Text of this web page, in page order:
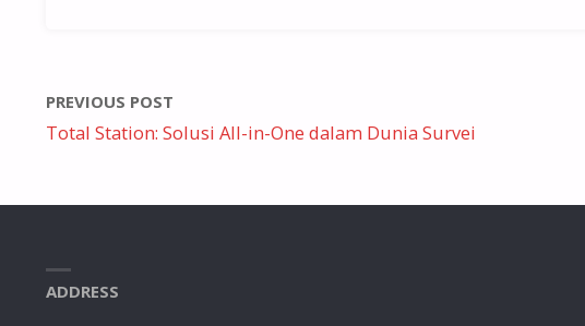
PREVIOUS POST
Total Station: Solusi All-in-One dalam Dunia Survei
ADDRESS